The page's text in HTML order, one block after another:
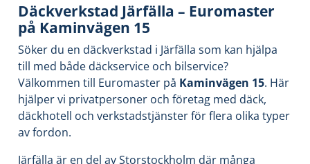
Däckverkstad Järfälla – Euromaster
på Kaminvägen 15
Söker du en däckverkstad i Järfälla som kan hjälpa
till med både däckservice och bilservice?
Välkommen till Euromaster på Kaminvägen 15. Här
hjälper vi privatpersoner och företag med däck,
däckhotell och verkstadstjänster för flera olika typer
av fordon.
Järfälla är en del av Storstockholm där många